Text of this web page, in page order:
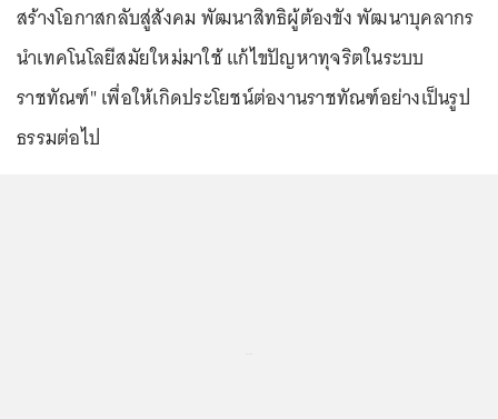
สร้างโอกาสกลับสู่สังคม พัฒนาสิทธิผู้ต้องขัง พัฒนาบุคลากร
นำเทคโนโลยีสมัยใหม่มาใช้ แก้ไขปัญหาทุจริตในระบบ
ราชทัณฑ์" เพื่อให้เกิดประโยชน์ต่องานราชทัณฑ์อย่างเป็นรูป
ธรรมต่อไป